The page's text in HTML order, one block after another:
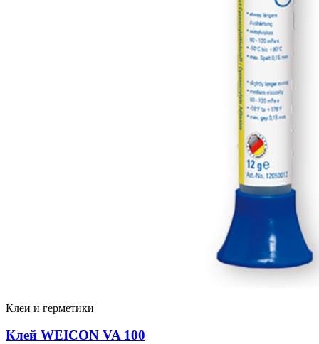
Клеи и герметики
Клей WEICON VA 100